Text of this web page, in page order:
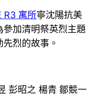
R3 寓所寧沈陽抗美
加清明祭英烈主題
烈的故事。
彭昭之 楊青 鄒競一